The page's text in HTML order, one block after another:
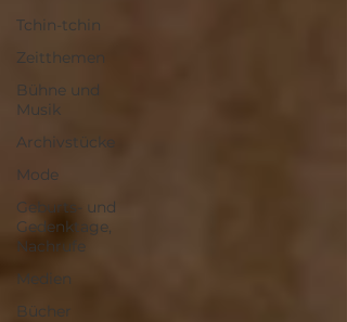
Tchin-tchin
Zeitthemen
Bühne und
Musik
Archivstücke
Mode
Geburts- und
Gedenktage,
Nachrufe
Medien
Bücher